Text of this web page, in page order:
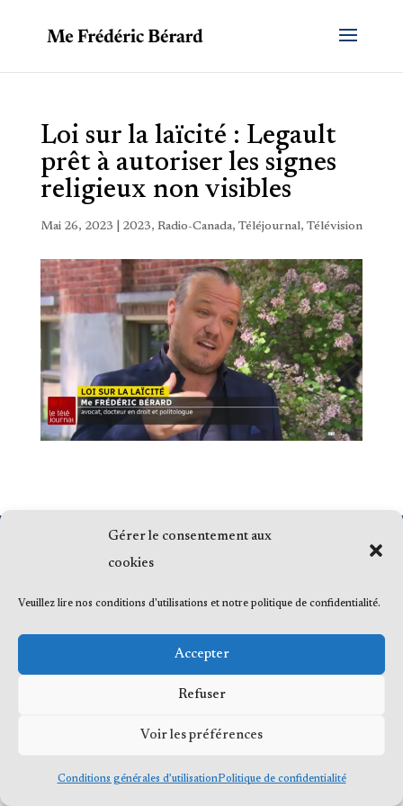
Gérer le consentement aux
cookies
Veuillez lire nos conditions d'utilisations et notre politique de confidentialité.
Accepter
Refuser
Voir les préférences
Conditions générales d’utilisationPolitique de confidentialité
Loi sur la laïcité : Legault
prêt à autoriser les signes
religieux non visibles
Mai 26, 2023 2023, Radio-Canada, Téléjournal, Télévision
© 2023 Me Frédéric Bérard, tous droits